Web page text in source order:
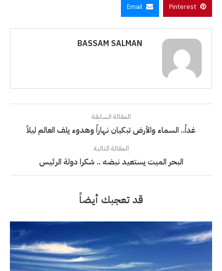
Pinterest
Email
BASSAM SALMAN
المقالة السابقة
غداً.. السماء والأرض تبكيان نهاراً وهدوء يلف العالم ليلاً
المقالة التالية
البحر الميت يستعيد نبضه .. شكرا دولة الرئيس
قد تعجبك أيضاً